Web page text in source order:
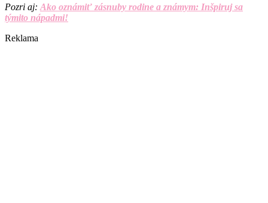
Pozri aj:Ako oznámiť zásnuby rodine a známym: Inšpiruj sa
týmito nápadmi!
Reklama